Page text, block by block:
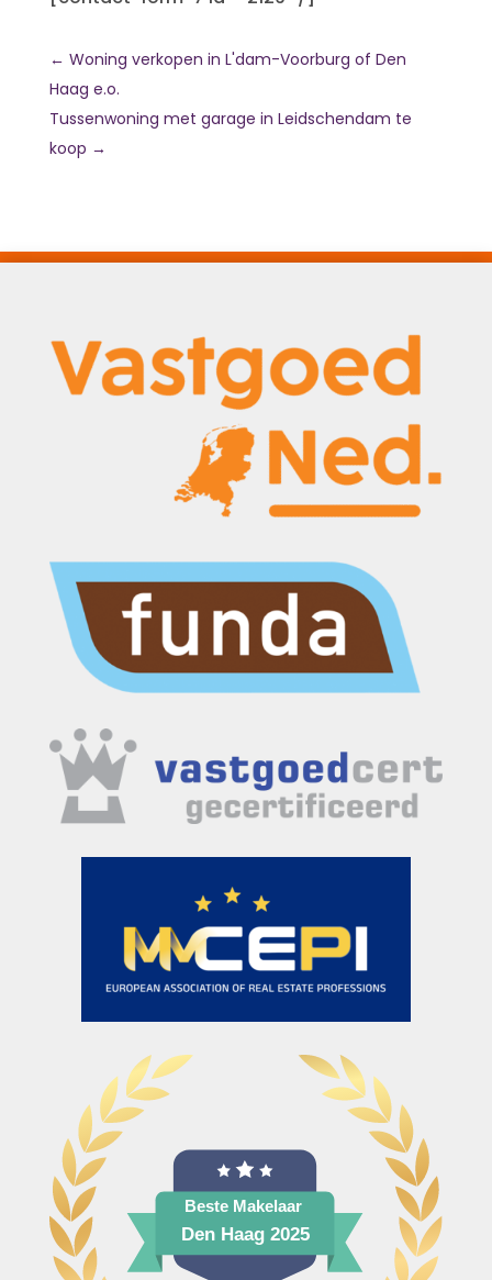
← Woning verkopen in L'dam-Voorburg of Den
Haag e.o.
Tussenwoning met garage in Leidschendam te
koop →